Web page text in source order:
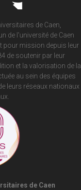
de Caen,
de l'université de Caen
pour mission depuis leur
de soutenir par leur
et la valorisation de la
au sein des équipes
leurs réseaux nationaux
de Caen